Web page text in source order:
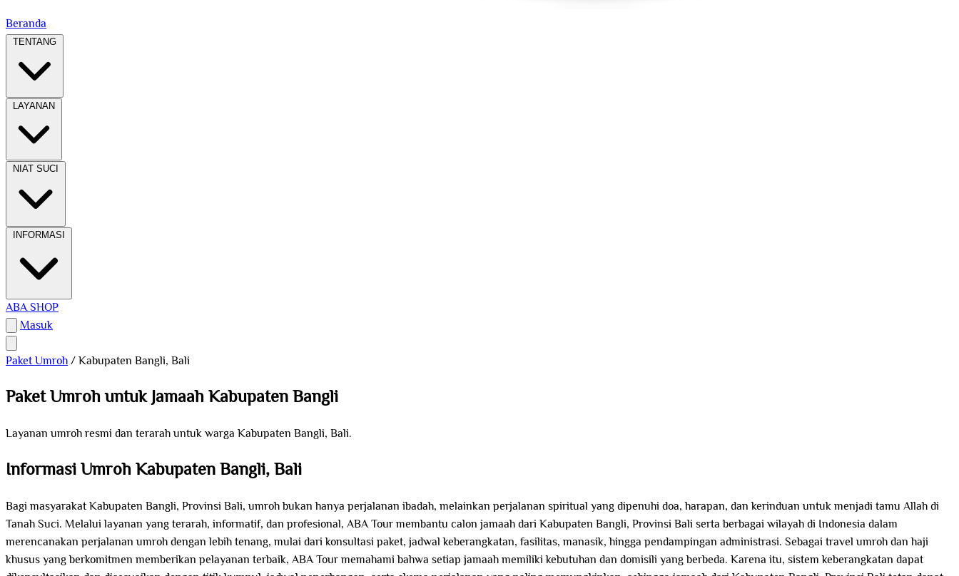
Beranda
TENTANG
LAYANAN
NIAT SUCI
INFORMASI
ABA SHOP
Masuk
Paket Umroh/Kabupaten Bangli, Bali
Paket Umroh untuk Jamaah Kabupaten Bangli
Layanan umroh resmi dan terarah untuk warga Kabupaten Bangli, Bali.
Informasi Umroh Kabupaten Bangli, Bali
Bagi masyarakat Kabupaten Bangli, Provinsi Bali, umroh bukan hanya perjalanan ibadah, melainkan perjalanan spiritual yang dipenuhi doa, harapan, dan kerinduan untuk menjadi tamu Allah di
Tanah Suci. Melalui layanan yang terarah, informatif, dan profesional, ABA Tour membantu calon jamaah dari Kabupaten Bangli, Provinsi Bali serta berbagai wilayah di Indonesia dalam
merencanakan perjalanan umroh dengan lebih tenang, mulai dari konsultasi paket, jadwal keberangkatan, fasilitas, manasik, hingga pendampingan administrasi. Sebagai travel umroh dan haji
khusus yang berkomitmen memberikan pelayanan terbaik, ABA Tour memahami bahwa setiap jamaah memiliki kebutuhan dan domisili yang berbeda. Karena itu, sistem keberangkatan dapat